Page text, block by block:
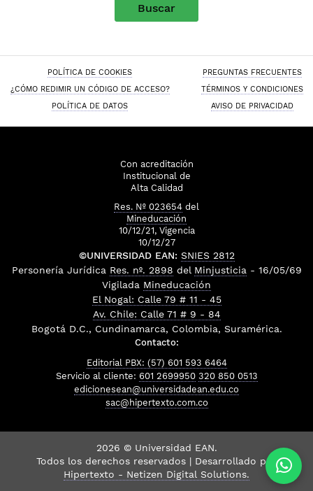
Buscar
POLÍTICA DE COOKIES
PREGUNTAS FRECUENTES
¿CÓMO REDIMIR UN CÓDIGO DE ACCESO?
TÉRMINOS Y CONDICIONES
POLÍTICA DE DATOS
AVISO DE PRIVACIDAD
Con acreditación
Institucional de
Alta Calidad
Res. Nº 023654 del
Mineducación
10/12/21, Vigencia
10/12/27
©UNIVERSIDAD EAN: SNIES 2812
Personería Jurídica Res. nº. 2898 del Minjusticia - 16/05/69
Vigilada Mineducación
El Nogal: Calle 79 # 11 - 45
Av. Chile: Calle 71 # 9 - 84
Bogotá D.C., Cundinamarca, Colombia, Suramérica.
Contacto:
Editorial PBX: (57) 601 593 6464
Servicio al cliente: 601 2699950 320 850 0513
edicionesean@universidadean.edu.co
sac@hipertexto.com.co
2026 © Universidad EAN.
Todos los derechos reservados | Desarrollado por
Hipertexto - Netizen Digital Solutions.